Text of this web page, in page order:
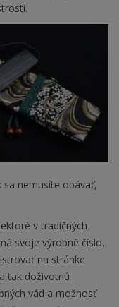
sa nemusíte obávať,
v tradičných
svoje výrobné číslo.
na stránke
tak doživotnú
vád a možnosť